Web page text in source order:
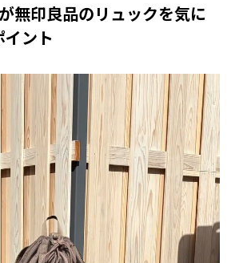
無印良品のリュックを気に
ント